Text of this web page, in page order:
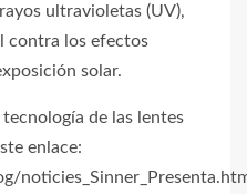
ultravioletas (UV),
contra los efectos
solar.
de las lentes
enlace: